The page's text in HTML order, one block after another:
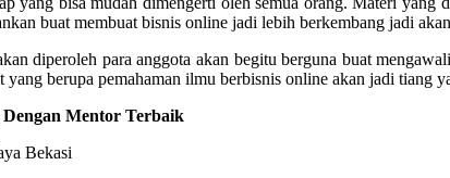
buat membuat bisnis online jadi lebih berkembang jadi
diperoleh para anggota akan begitu berguna buat
berupa pemahaman ilmu berbisnis online akan jadi tiang
Mentor Terbaik